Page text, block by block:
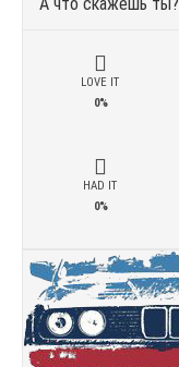
LOVE IT
0%
HAD IT
0%